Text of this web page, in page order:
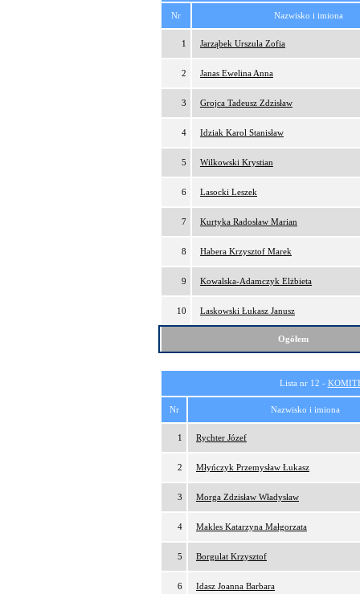
Nr Nazwisko i imiona
1 Jarząbek Urszula Zofia
2 Janas Ewelina Anna
3 Grojca Tadeusz Zdzisław
4 Idziak Karol Stanisław
5 Wilkowski Krystian
6 Lasocki Leszek
7 Kurtyka Radosław Marian
8 Habera Krzysztof Marek
9 Kowalska-Adamczyk Elżbieta
10 Laskowski Łukasz Janusz
Ogółem
Lista nr 12 -
Nr Nazwisko i imiona
1 Rychter Józef
2 Młyńczyk Przemysław Łukasz
3 Morga Zdzisław Władysław
4 Makles Katarzyna Małgorzata
5 Borgulat Krzysztof
6 Idasz Joanna Barbara